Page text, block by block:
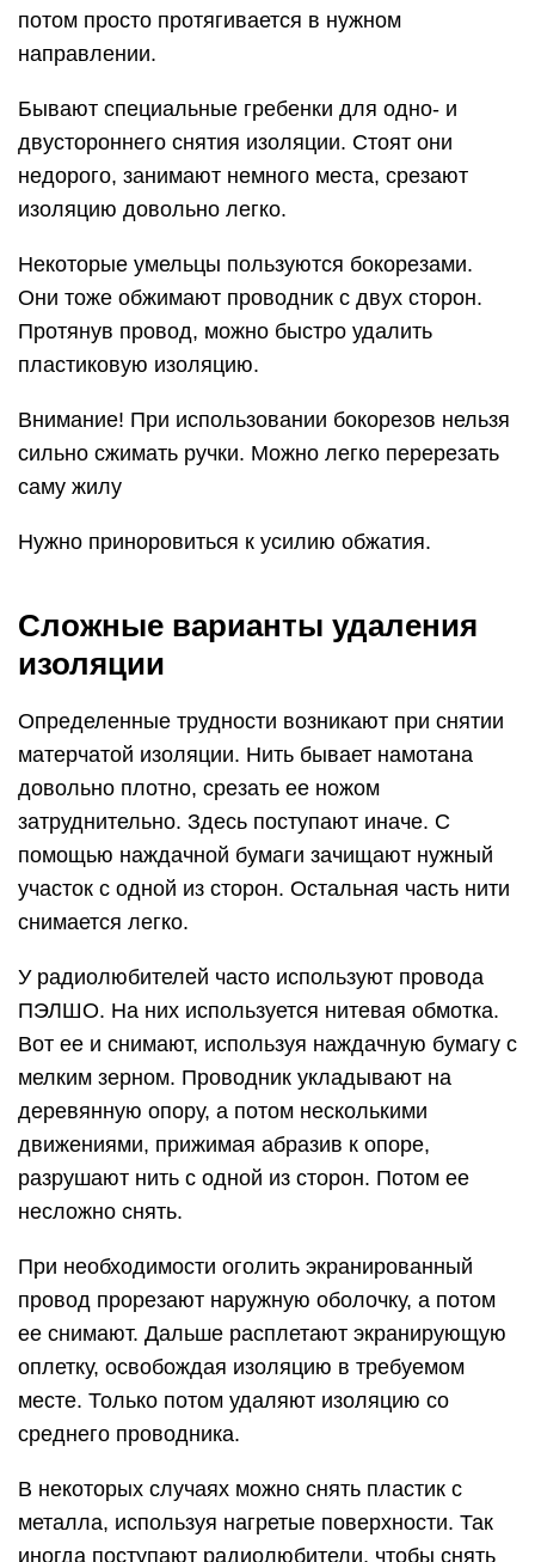
потом просто протягивается в нужном
направлении.
Бывают специальные гребенки для одно- и
двустороннего снятия изоляции. Стоят они
недорого, занимают немного места, срезают
изоляцию довольно легко.
Некоторые умельцы пользуются бокорезами.
Они тоже обжимают проводник с двух сторон.
Протянув провод, можно быстро удалить
пластиковую изоляцию.
Внимание! При использовании бокорезов нельзя
сильно сжимать ручки. Можно легко перерезать
саму жилу
Нужно приноровиться к усилию обжатия.
Сложные варианты удаления
изоляции
Определенные трудности возникают при снятии
матерчатой изоляции. Нить бывает намотана
довольно плотно, срезать ее ножом
затруднительно. Здесь поступают иначе. С
помощью наждачной бумаги зачищают нужный
участок с одной из сторон. Остальная часть нити
снимается легко.
У радиолюбителей часто используют провода
ПЭЛШО. На них используется нитевая обмотка.
Вот ее и снимают, используя наждачную бумагу с
мелким зерном. Проводник укладывают на
деревянную опору, а потом несколькими
движениями, прижимая абразив к опоре,
разрушают нить с одной из сторон. Потом ее
несложно снять.
При необходимости оголить экранированный
провод прорезают наружную оболочку, а потом
ее снимают. Дальше расплетают экранирующую
оплетку, освобождая изоляцию в требуемом
месте. Только потом удаляют изоляцию со
среднего проводника.
В некоторых случаях можно снять пластик с
металла, используя нагретые поверхности. Так
иногда поступают радиолюбители, чтобы снять